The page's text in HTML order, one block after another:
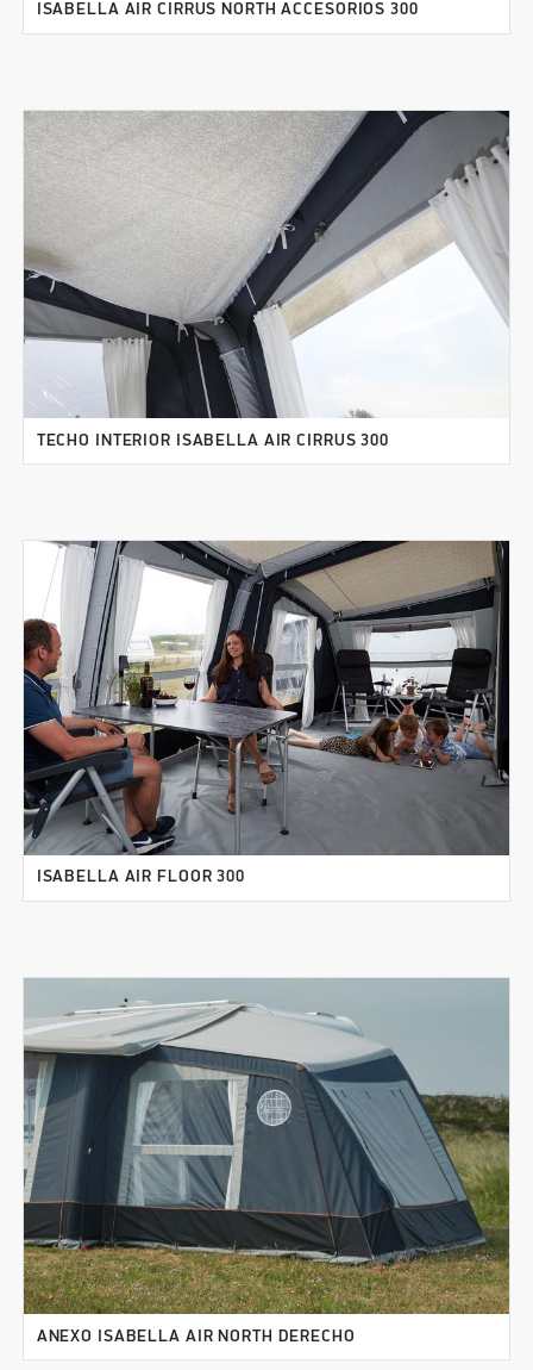
ISABELLA AIR CIRRUS NORTH ACCESORIOS 300
TECHO INTERIOR ISABELLA AIR CIRRUS 300
ISABELLA AIR FLOOR 300
ANEXO ISABELLA AIR NORTH DERECHO